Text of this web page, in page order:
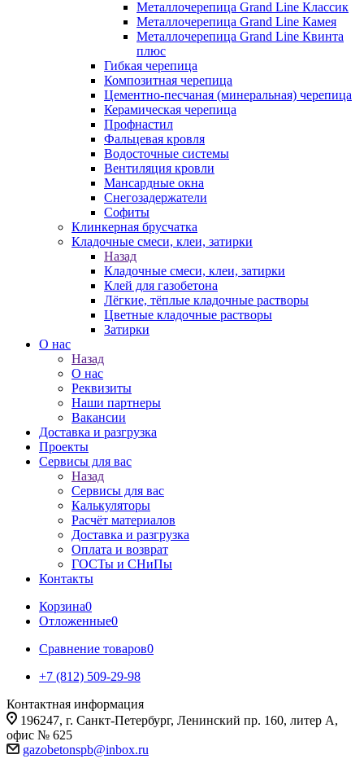
Металлочерепица Grand Line Классик
Металлочерепица Grand Line Камея
Металлочерепица Grand Line Квинта
плюс
Гибкая черепица
Композитная черепица
Цементно-песчаная (минеральная) черепица
Керамическая черепица
Профнастил
Фальцевая кровля
Водосточные системы
Вентиляция кровли
Мансардные окна
Снегозадержатели
Софиты
Клинкерная брусчатка
Кладочные смеси, клеи, затирки
Назад
Кладочные смеси, клеи, затирки
Клей для газобетона
Лёгкие, тёплые кладочные растворы
Цветные кладочные растворы
Затирки
О нас
Назад
О нас
Реквизиты
Наши партнеры
Вакансии
Доставка и разгрузка
Проекты
Сервисы для вас
Назад
Сервисы для вас
Калькуляторы
Расчёт материалов
Доставка и разгрузка
Оплата и возврат
ГОСТы и СНиПы
Контакты
Корзина0
Отложенные0
Сравнение товаров0
+7 (812) 509-29-98
Контактная информация
196247, г. Санкт-Петербург, Ленинский пр. 160, литер А,
офис № 625
gazobetonspb@inbox.ru